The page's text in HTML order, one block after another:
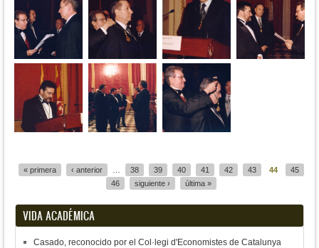
« primera ‹ anterior 38 39 40 41 42 43 44
45
46
siguiente › última »
VIDA ACADÉMICA
Casado, reconocido por el Col·legi d'Economistes de Catalunya